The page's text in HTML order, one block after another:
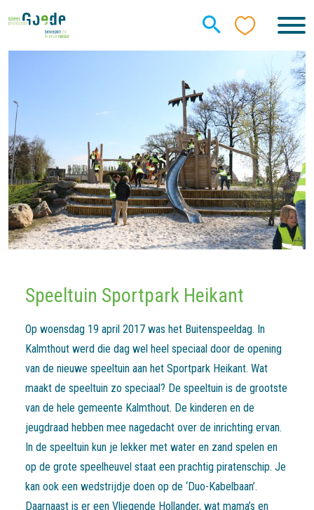
Speeltuin Sportpark Heikant
Op woensdag 19 april 2017 was het Buitenspeeldag. In
Kalmthout werd die dag wel heel speciaal door de opening
van de nieuwe speeltuin aan het Sportpark Heikant. Wat
maakt de speeltuin zo speciaal? De speeltuin is de grootste
van de hele gemeente Kalmthout. De kinderen en de
jeugdraad hebben mee nagedacht over de inrichting ervan.
In de speeltuin kun je lekker met water en zand spelen en
op de grote speelheuvel staat een prachtig piratenschip. Je
kan ook een wedstrijdje doen op de ‘Duo-Kabelbaan’.
Daarnaast is er een Vliegende Hollander, wat mama’s en